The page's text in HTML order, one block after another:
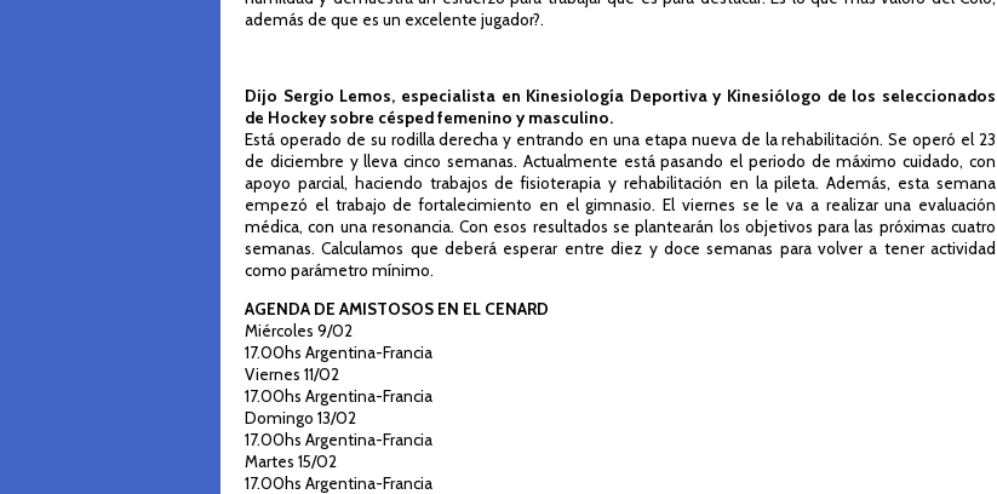
además de que es un excelente jugador?.
Dijo Sergio Lemos, especialista en Kinesiología Deportiva y Kinesiólogo de los seleccionados
de Hockey sobre césped femenino y masculino.
Está operado de su rodilla derecha y entrando en una etapa nueva de la rehabilitación. Se operó el 23
de diciembre y lleva cinco semanas. Actualmente está pasando el periodo de máximo cuidado, con
apoyo parcial, haciendo trabajos de fisioterapia y rehabilitación en la pileta. Además, esta semana
empezó el trabajo de fortalecimiento en el gimnasio. El viernes se le va a realizar una evaluación
médica, con una resonancia. Con esos resultados se plantearán los objetivos para las próximas cuatro
semanas. Calculamos que deberá esperar entre diez y doce semanas para volver a tener actividad
como parámetro mínimo.
AGENDA DE AMISTOSOS EN EL CENARD
Miércoles 9/02
17.00hs Argentina-Francia
Viernes 11/02
17.00hs Argentina-Francia
Domingo 13/02
17.00hs Argentina-Francia
Martes 15/02
17.00hs Argentina-Francia